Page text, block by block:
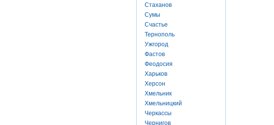
Стаханов
Сумы
Счастье
Тернополь
Ужгород
Фастов
Феодосия
Харьков
Херсон
Хмельник
Хмельницкий
Черкассы
Чернигов